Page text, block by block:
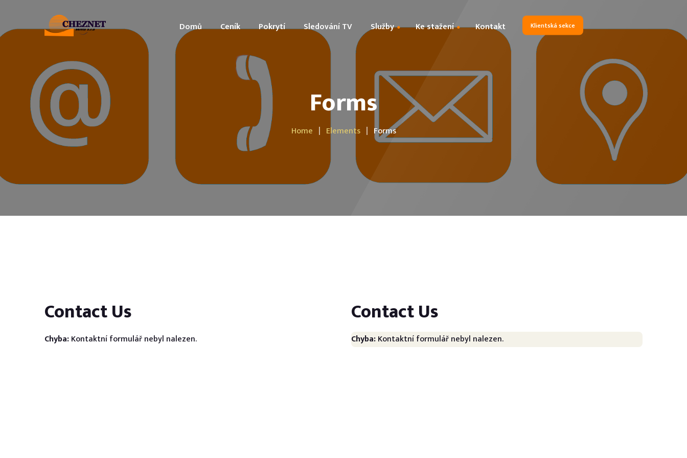
Domů Ceník Pokrytí Sledování TV Služby
Kamerové systémy
Ke stažení
Prohlášení o ochraně a
zpracování osobních údajů
Rozhrání sítě
Reklamační formulář
Kontakt Klientská sekce
Forms
Home Elements Forms
Contact Us
Chyba:Kontaktní formulář nebyl nalezen.
Contact Us
Chyba:Kontaktní formulář nebyl nalezen.